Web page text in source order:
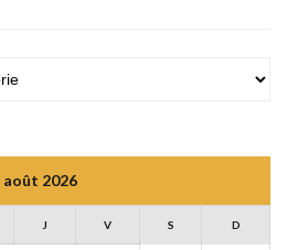
août 2026
J V S D